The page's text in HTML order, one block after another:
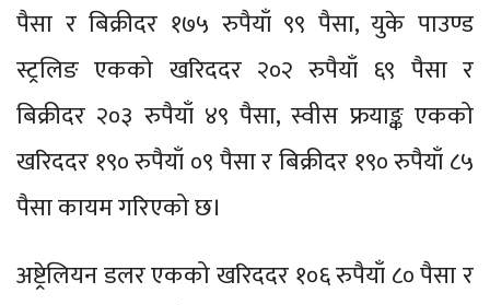
पैसा र बिक्रीदर १७५ रुपैयाँ ९९ पैसा, युके पाउण्ड
स्ट्रलिङ एकको खरिददर २०२ रुपैयाँ ६९ पैसा र
बिक्रीदर २०३ रुपैयाँ ४९ पैसा, स्वीस फ्रयाङ्क एकको
खरिददर १९० रुपैयाँ ०९ पैसा र बिक्रीदर १९० रुपैयाँ ८५
पैसा कायम गरिएको छ।
अष्ट्रेलियन डलर एकको खरिददर १०६ रुपैयाँ ८० पैसा र